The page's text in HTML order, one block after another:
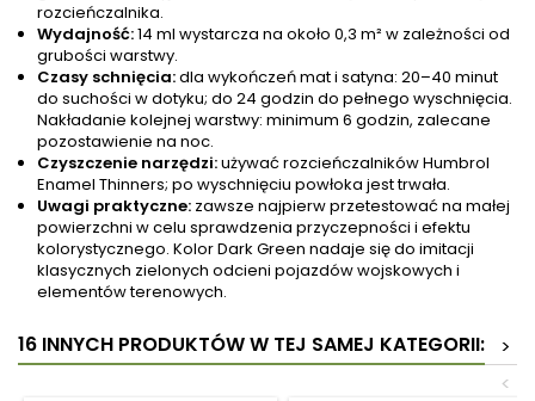
rozcieńczalnika.
Wydajność:14 ml wystarcza na około 0,3 m² w zależności od
grubości warstwy.
Czasy schnięcia:dla wykończeń mat i satyna: 20–40 minut
do suchości w dotyku; do 24 godzin do pełnego wyschnięcia.
Nakładanie kolejnej warstwy: minimum 6 godzin, zalecane
pozostawienie na noc.
Czyszczenie narzędzi:używać rozcieńczalników Humbrol
Enamel Thinners; po wyschnięciu powłoka jest trwała.
Uwagi praktyczne: zawsze najpierw przetestować na małej
powierzchni w celu sprawdzenia przyczepności i efektu
kolorystycznego. Kolor Dark Green nadaje się do imitacji
klasycznych zielonych odcieni pojazdów wojskowych i
elementów terenowych.
16 INNYCH PRODUKTÓW W TEJ SAMEJ KATEGORII:
>
<